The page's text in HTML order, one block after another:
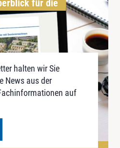
für die
halten wir Sie
News aus der
auf